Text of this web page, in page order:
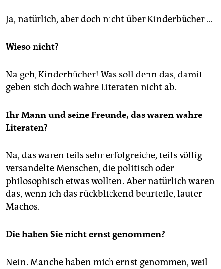
Ja, natürlich, aber doch nicht über Kinderbücher …
Wieso nicht?
Na geh, Kinderbücher! Was soll denn das, damit
geben sich doch wahre Literaten nicht ab.
Ihr Mann und seine Freunde, das waren wahre
Literaten?
Na, das waren teils sehr erfolgreiche, teils völlig
versandelte Menschen, die politisch oder
philosophisch etwas wollten. Aber natürlich waren
das, wenn ich das rückblickend beurteile, lauter
Machos.
Die haben Sie nicht ernst genommen?
Nein. Manche haben mich ernst genommen, weil